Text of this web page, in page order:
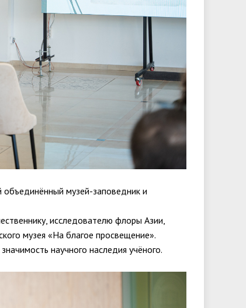
объединённый музей-заповедник и
исследователю флоры Азии,
музея «На благое просвещение».
научного наследия учёного.